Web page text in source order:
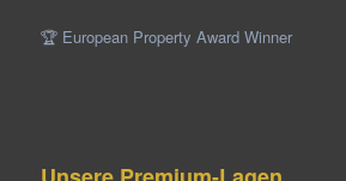
🏆 European Property Award Winner